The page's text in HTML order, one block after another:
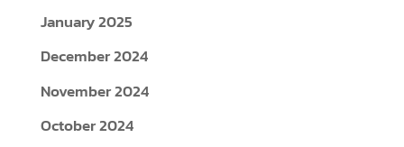
January 2025
December 2024
November 2024
October 2024